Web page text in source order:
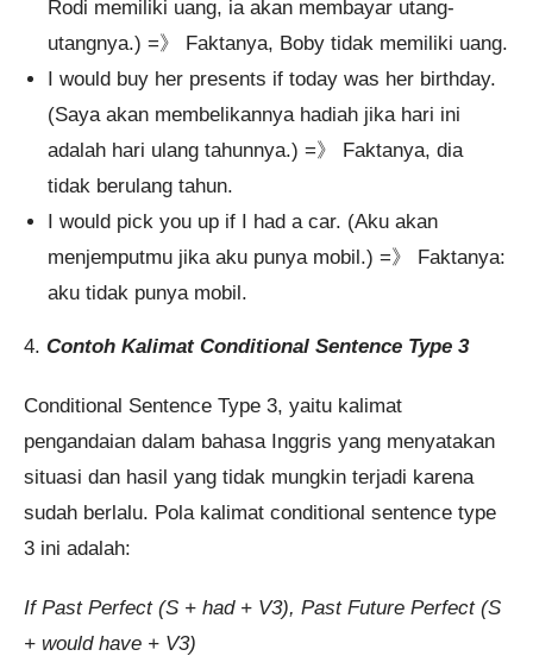
Rodi memiliki uang, ia akan membayar utang-
utangnya.) =》 Faktanya, Boby tidak memiliki uang.
I would buy her presents if today was her birthday.
(Saya akan membelikannya hadiah jika hari ini
adalah hari ulang tahunnya.) =》 Faktanya, dia
tidak berulang tahun.
I would pick you up if I had a car. (Aku akan
menjemputmu jika aku punya mobil.) =》 Faktanya:
aku tidak punya mobil.
4. Contoh Kalimat Conditional Sentence Type 3
Conditional Sentence Type 3, yaitu kalimat
pengandaian dalam bahasa Inggris yang menyatakan
situasi dan hasil yang tidak mungkin terjadi karena
sudah berlalu. Pola kalimat conditional sentence type
3 ini adalah:
If Past Perfect (S + had + V3), Past Future Perfect (S
+ would have + V3)